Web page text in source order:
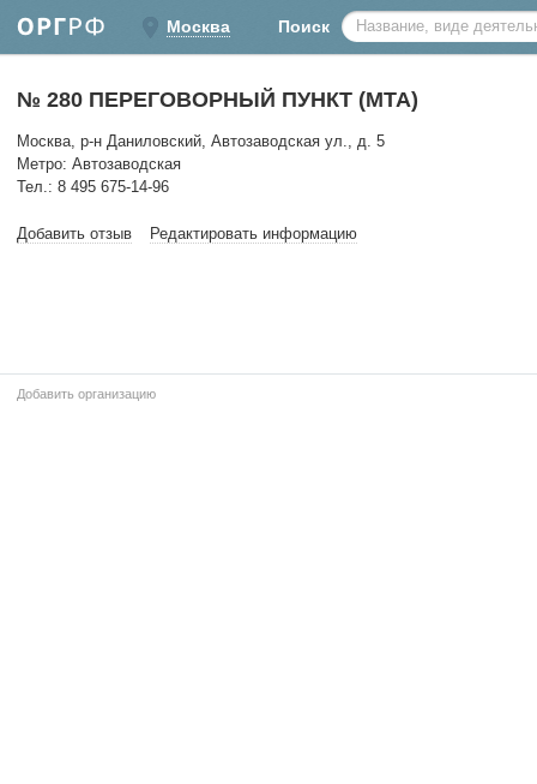
Москва Поиск
№ 280 ПЕРЕГОВОРНЫЙ ПУНКТ (МТА)
Москва, р-н Даниловский, Автозаводская ул., д. 5
Метро: Автозаводская
Тел.: 8 495 675-14-96
Добавить отзыв Редактировать информацию
Добавить организацию